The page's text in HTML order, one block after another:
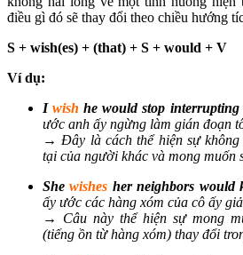
điều gì đó sẽ thay đổi theo chiều hướng
S + wish(es) + (that) + S + would + V
Ví dụ:
Iwish he would stop interrupting
ước anh ấy ngừng làm gián đoạn
→ Đây là cách thể hiện sự
tại của người khác và mong muốn
Shewishes her neighbors would
ấy ước các hàng xóm của cô ấy
→ Câu này thể hiện sự mong
(tiếng ồn từ hàng xóm) thay đổi